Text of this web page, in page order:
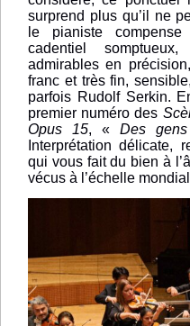
surprend plus qu’il ne
le pianiste
cadentiel
admirables en
franc et très fin,
parfois Rudolf Serkin.
premier numéro des
Opus 15, «Des
Interprétation délicate,
qui vous fait du bien à
vécus à l’échelle